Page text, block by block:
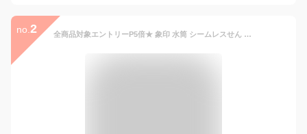
no. 2 全商品対象エントリーP5倍★ 象印 水筒 シームレスせん 食洗機対応 キャリータンブラー SM-RS50 500ml SM-RS65 650ml SX-JS30 300ml SX-JS40 400ml マグ タンブラー 蓋付き 保冷 保温 ステンレス 真空断熱 父の日 父の日ギフト 【TOKU】